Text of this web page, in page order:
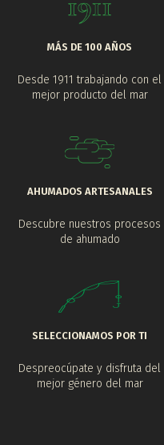
MÁS DE 100 AÑOS
Desde 1911 trabajando con el
mejor producto del mar
AHUMADOS ARTESANALES
Descubre nuestros procesos
de ahumado
SELECCIONAMOS POR TI
Despreocúpate y disfruta del
mejor género del mar